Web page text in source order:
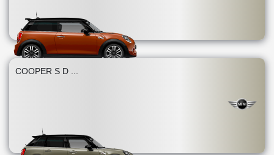
COOPER S D ...